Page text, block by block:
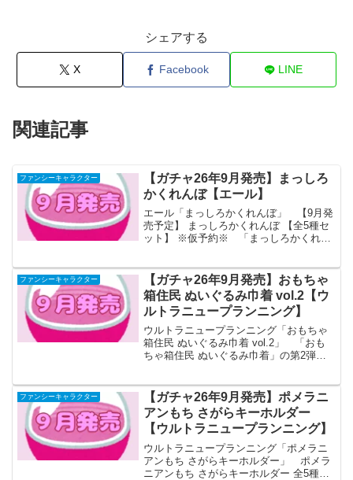
シェアする
X Facebook LINE
関連記事
ファンシーキャラクター
【ガチャ26年9月発売】まっしろ
かくれんぼ【エール】
エール「まっしろかくれんぼ」 【9月発
売予定】 まっしろかくれんぼ 【全5種セ
ット】 ※仮予約※ 「まっしろかくれん
る動物たちがかわいい！ 商品
名 まっしろか...
ファンシーキャラクター
【ガチャ26年9月発売】おもちゃ
箱住民 ぬいぐるみ巾着 vol.2【ウ
ルトラニュープランニング】
ウルトラニュープランニング「おもちゃ
箱住民 ぬいぐるみ巾着 vol.2」 「おも
ちゃ箱住民 ぬいぐるみ巾着」の第2弾が
商品名 おもちゃ箱住民 ぬいぐるみ巾
着 vol....
ファンシーキャラクター
【ガチャ26年9月発売】ポメラニ
アンもち さがらキーホルダー
【ウルトラニュープランニング】
ウルトラニュープランニング「ポメラニ
アンもち さがらキーホルダー」 ポメラ
ニアンもち さがらキーホルダー 全5種セ